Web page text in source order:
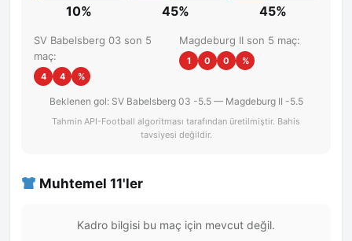
10% 45% 45%
SV Babelsberg 03 son 5
maç:
4 4 %
Magdeburg II son 5 maç:
1 0 0 %
Beklenen gol: SV Babelsberg 03 -5.5 — Magdeburg II -5.5
Tahmin API-Football algoritması tarafından üretilmiştir. Bahis
tavsiyesi değildir.
Muhtemel 11'ler
Kadro bilgisi bu maç için mevcut değil.